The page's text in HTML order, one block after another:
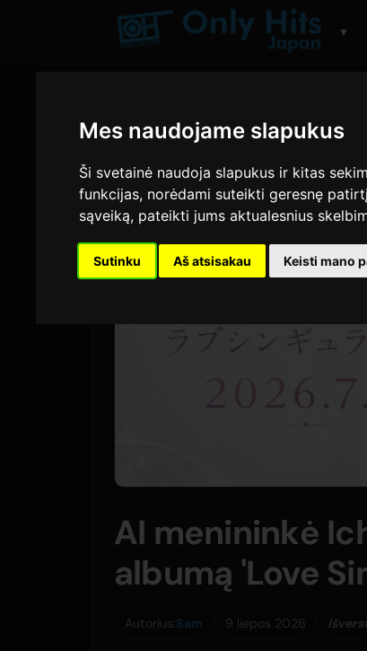
Mes naudojame slapukus
Ši svetainė naudoja slapukus ir kitas
funkcijas, norėdami suteikti geresnę
sąveiką, pateikti jums aktualesnius
Sutinku Aš atsisakau Keisti mano
▼
AI menininkė
albumą 'Love
Autorius:Sam 9 liepos 2026